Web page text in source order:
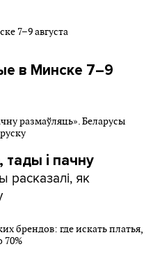
в Минске 7–9
тады і пачну
расказалі, як